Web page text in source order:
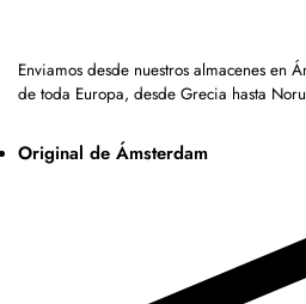
Enviamos desde nuestros almacenes en
de toda Europa, desde Grecia hasta
Original de Ámsterdam